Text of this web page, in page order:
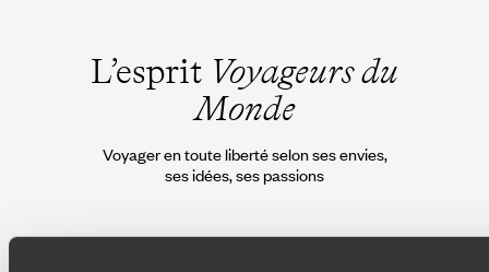
L’esprit Voyageurs du
Monde
Voyager en toute liberté selon ses envies,
ses idées, ses passions